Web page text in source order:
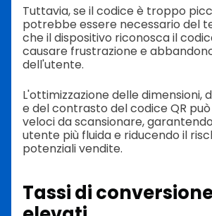
Tuttavia, se il codice è troppo
potrebbe essere necessario del
che il dispositivo riconosca il
causare frustrazione e
dell'utente.
L'ottimizzazione delle dimensioni,
e del contrasto del codice QR
veloci da scansionare,
utente più fluida e riducendo il
potenziali vendite.
Tassi di